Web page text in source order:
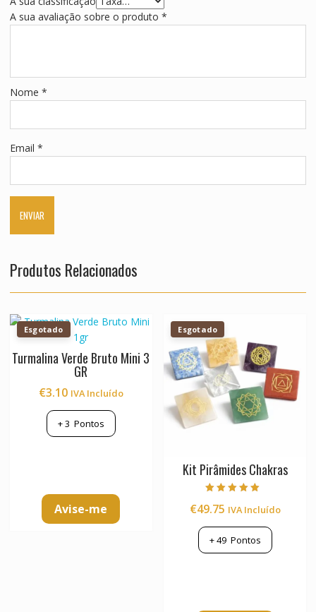
A sua avaliação sobre o produto *
Nome *
Email *
Produtos Relacionados
Esgotado
Turmalina Verde Bruto Mini 3
GR
€3.10 IVA Incluído
+3 Pontos
Avise-me
Esgotado
Kit Pirâmides Chakras
5.00
€49.75 IVA Incluído
+49Pontos